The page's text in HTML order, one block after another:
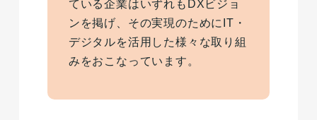
ている企業はいずれもDXビジョ
ンを掲げ、その実現のためにIT・
デジタルを活用した様々な取り組
みをおこなっています。